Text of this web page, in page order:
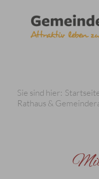
Sie sind hier:
Rathaus &